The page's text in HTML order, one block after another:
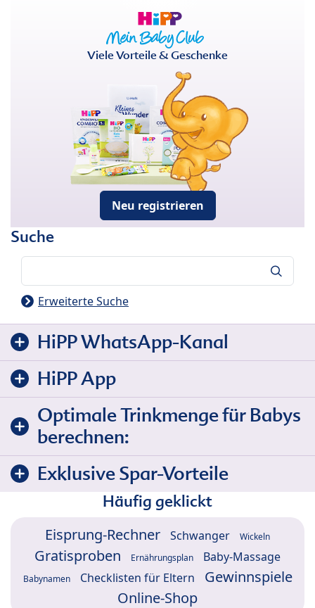
Viele Vorteile & Geschenke
Neu registrieren
Suche
Erweiterte Suche
HiPP WhatsApp-Kanal
HiPP App
Optimale Trinkmenge für Babys
berechnen:
Exklusive Spar-Vorteile
Häufig geklickt
Eisprung-Rechner Schwanger Wickeln
Gratisproben Ernährungsplan Baby-Massage
Babynamen Checklisten für Eltern
Gewinnspiele
Online-Shop